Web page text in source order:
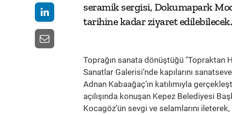
seramik sergisi, Dokumapark
tarihine kadar ziyaret edilebilecek.
Toprağın sanata dönüştüğü "Topraktan
Sanatlar Galerisi’nde kapılarını
Adnan Kabaağaç’ın katılımıyla
açılışında konuşan Kepez Belediyesi
Kocagöz’ün sevgi ve selamlarını